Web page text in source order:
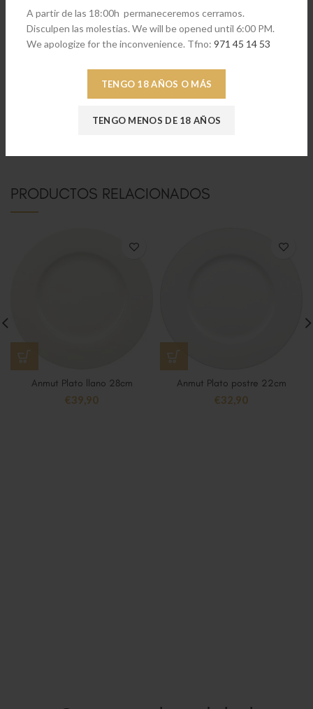
A partir de las 18:00h permaneceremos cerramos.
Disculpen las molestias. We will be opened until 6:00 PM.
We apologize for the inconvenience. Tfno: 971 45 14 53
TENGO 18 AÑOS O MÁS
TENGO MENOS DE 18 AÑOS
[embedyt]https://www.youtube.com/watch?v=_iIj3eYn-
PRODUCTOS RELACIONADOS
Anmut Plato llano 28cm
€39,90
Anmut Plato postre 22cm
€32,90